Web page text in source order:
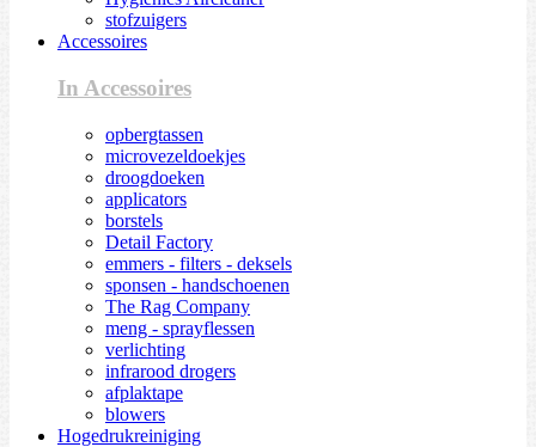
stofzuigers
Accessoires
In Accessoires
opbergtassen
microvezeldoekjes
droogdoeken
applicators
borstels
Detail Factory
emmers - filters - deksels
sponsen - handschoenen
The Rag Company
meng - sprayflessen
verlichting
infrarood drogers
afplaktape
blowers
Hogedrukreiniging